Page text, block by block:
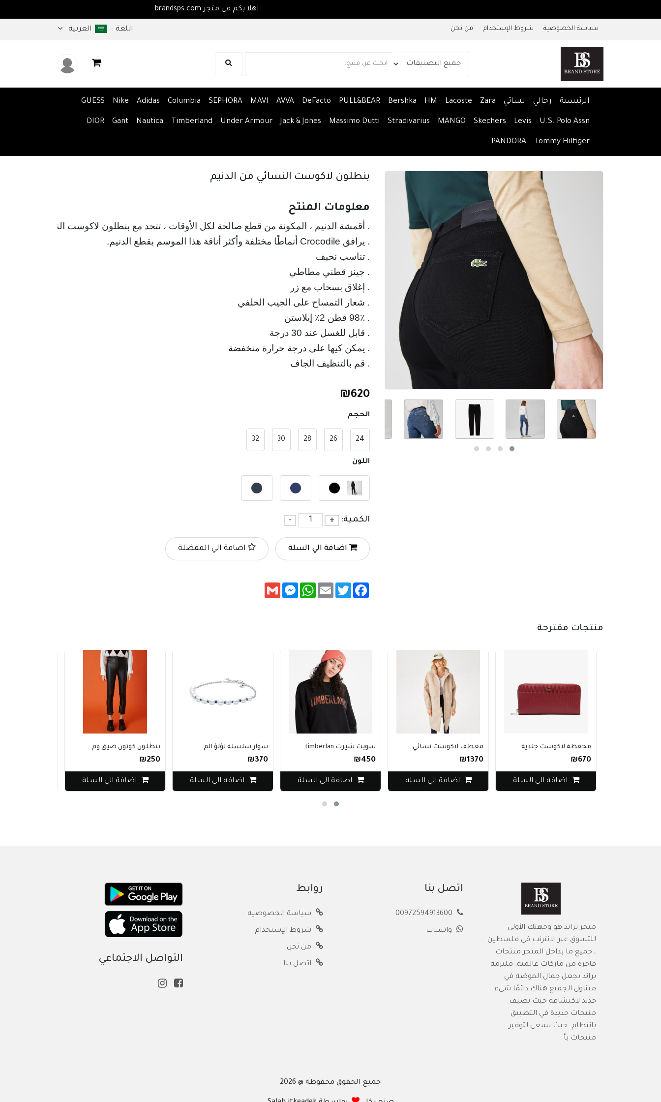
اهلا بكم في متجر brandsps.com
سياسة الخصوصية شروط الإستخدام من نحن اللغة : العربية
الرئيسية رجالي نسائي Zara
Lacoste
HM
Bershka
PULL&BEAR
DeFacto
AVVA
MAVI
SEPHORA
Columbia
Adidas
Nike
GUESS
U.S. Polo Assn
Levis
Skechers
MANGO
Stradivarius
Massimo Dutti
Jack & Jones
Under Armour
Timberland
Nautica
Gant
DIOR
Tommy Hilfiger
PANDORA
بنطلون لاكوست النسائي من الدنيم
معلومات المنتح
. أقمشة الدنيم ، المكونة من قطع صالحة لكل الأوقات ، تتحد مع بنطلون لاكوست النسائي الذي
. قم بالتنظيف الجاف
₪620
الحجم
24
26
28
30
32
اللون
الكمية: +
-
اضافة الي السلة اضافة الي المفضلة
Facebook
Twitter
Email
WhatsApp
Messenger
Gmail
منتجات مقترحة
محفظة لاكوست جلدية ..
اضافة الي السلة
معطف لاكوست نسائي ..
اضافة الي السلة
سويت شيرت timberlan..
اضافة الي السلة
سوار سلسلة لؤلؤ الم..
اضافة الي السلة
بنطلون كوتون ضيق وم..
اضافة الي السلة
متجر براند هو وجهتك الأولى
للتسوق عبر الانترنت في فلسطين
، جميع ما بداخل المتجر منتجات
فاخرة من ماركات عالمية. ملتزمة
براند بجعل جمال الموضة في
متناول الجميع هناك دائمًا شيء
جديد لاكتشافه حيث نضيف
منتجات جديدة في التطبيق
بانتظام. حيث نسعى لتوفير
منتجات بأ
اتصل بنا
واتساب
روابط
سياسة الخصوصية
شروط الإستخدام
من نحن
اتصل بنا التواصل الاجتماعي
جميع الحقوق محفوظة @ 2026